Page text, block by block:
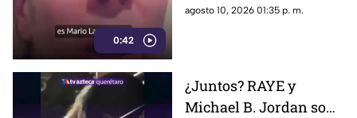
0:42
familia confirmó que su
agosto 10, 2026 01:35 p. m.
¿Juntos? RAYE y
Michael B. Jordan son